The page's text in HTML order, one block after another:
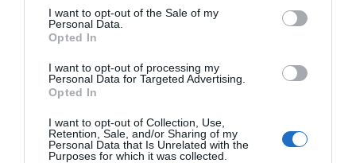
I want to opt-out of the Sale of my
Personal Data.
Opted In
I want to opt-out of processing my
Personal Data for Targeted Advertising.
Opted In
I want to opt-out of Collection, Use,
Retention, Sale, and/or Sharing of my
Personal Data that Is Unrelated with the
Purposes for which it was collected.
La Moma, una figura central en el Corpus Christi. /
Una candidatura de todo el territorio
valenciano
La propuesta busca precisamente que la
candidatura